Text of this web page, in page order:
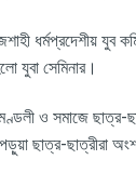
ধর্মপ্রদেশীয় যুব
যুবা সেমিনার।
ও সমাজে ছাত্র-
পড়ুয়া ছাত্র-ছাত্রীরা